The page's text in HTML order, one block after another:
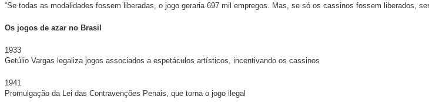
“Se todas as modalidades fossem liberadas, o jogo geraria 697 mil empregos. Mas, se só os cassinos fossem liberados,
Os jogos de azar no Brasil
1933
Getúlio Vargas legaliza jogos associados a espetáculos artísticos, incentivando os cassinos
1941
Promulgação da Lei das Contravenções Penais, que torna o jogo ilegal